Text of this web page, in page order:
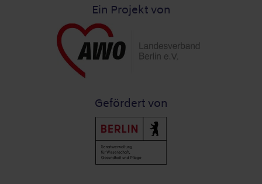
Ein Projekt von
Gefördert von